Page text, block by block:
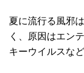
夏に流行る風邪
く、原因はエン
キーウイルスな